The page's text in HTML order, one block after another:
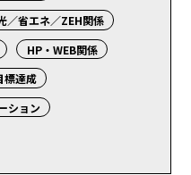
／省エネ／ZEH関係
HP・WEB関係
標達成
ション